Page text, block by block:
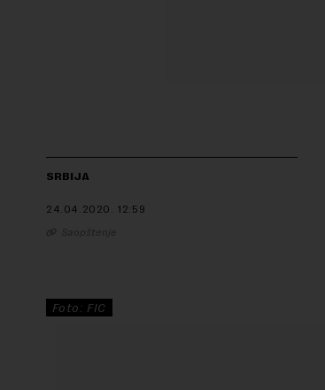
SRBIJA
24.04.2020. 12:59
Saopštenje
Foto: FIC